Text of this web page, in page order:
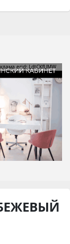
erid: LdtCKfUMW